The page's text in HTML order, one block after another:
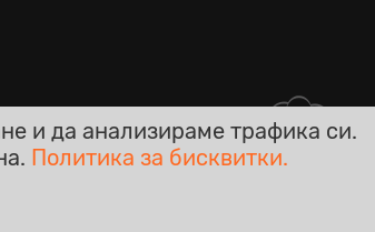
и да анализираме трафика си.
Политика за бисквитки.